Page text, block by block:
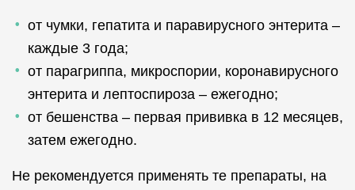
от чумки, гепатита и паравирусного энтерита –
каждые 3 года;
от парагриппа, микроспории, коронавирусного
энтерита и лептоспироза – ежегодно;
от бешенства – первая прививка в 12 месяцев,
затем ежегодно.
Не рекомендуется применять те препараты, на